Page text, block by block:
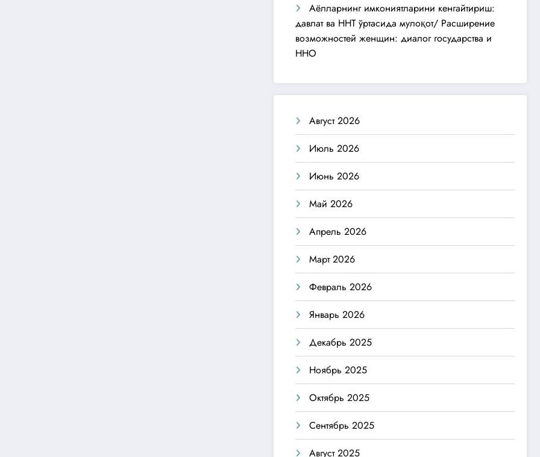
Аёлларнинг имкониятларини кенгайтириш:
давлат ва ННТ ўртасида мулоқот/ Расширение
возможностей женщин: диалог государства и
ННО
Август 2026
Июль 2026
Июнь 2026
Май 2026
Апрель 2026
Март 2026
Февраль 2026
Январь 2026
Декабрь 2025
Ноябрь 2025
Октябрь 2025
Сентябрь 2025
Август 2025